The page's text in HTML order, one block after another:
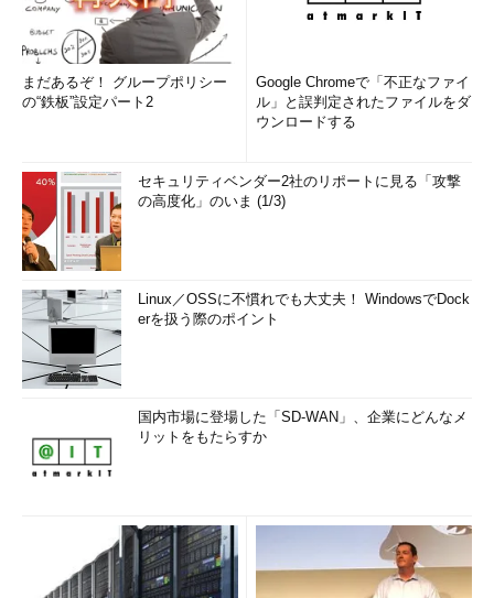
まだあるぞ！ グループポリシー
の“鉄板”設定パート2
Google Chromeで「不正なファイ
ル」と誤判定されたファイルをダ
ウンロードする
セキュリティベンダー2社のリポートに見る「攻撃
の高度化」のいま (1/3)
Linux／OSSに不慣れでも大丈夫！ WindowsでDock
erを扱う際のポイント
国内市場に登場した「SD-WAN」、企業にどんなメ
リットをもたらすか